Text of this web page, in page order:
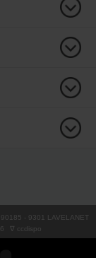
- 9301 LAVELANET
∇ ccdispo